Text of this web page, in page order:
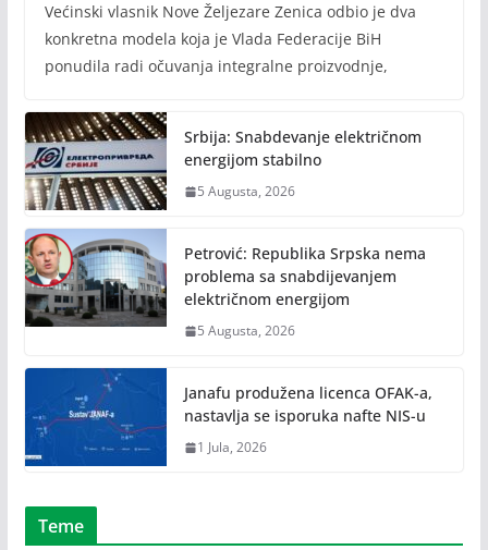
Većinski vlasnik Nove Željezare Zenica odbio je dva
konkretna modela koja je Vlada Federacije BiH
ponudila radi očuvanja integralne proizvodnje,
Srbija: Snabdevanje električnom
energijom stabilno
5 Augusta, 2026
Petrović: Republika Srpska nema
problema sa snabdijevanjem
električnom energijom
5 Augusta, 2026
Janafu produžena licenca OFAK-a,
nastavlja se isporuka nafte NIS-u
1 Jula, 2026
Teme